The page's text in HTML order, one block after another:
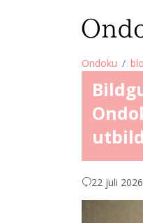
Ondoku
22 juli 2026